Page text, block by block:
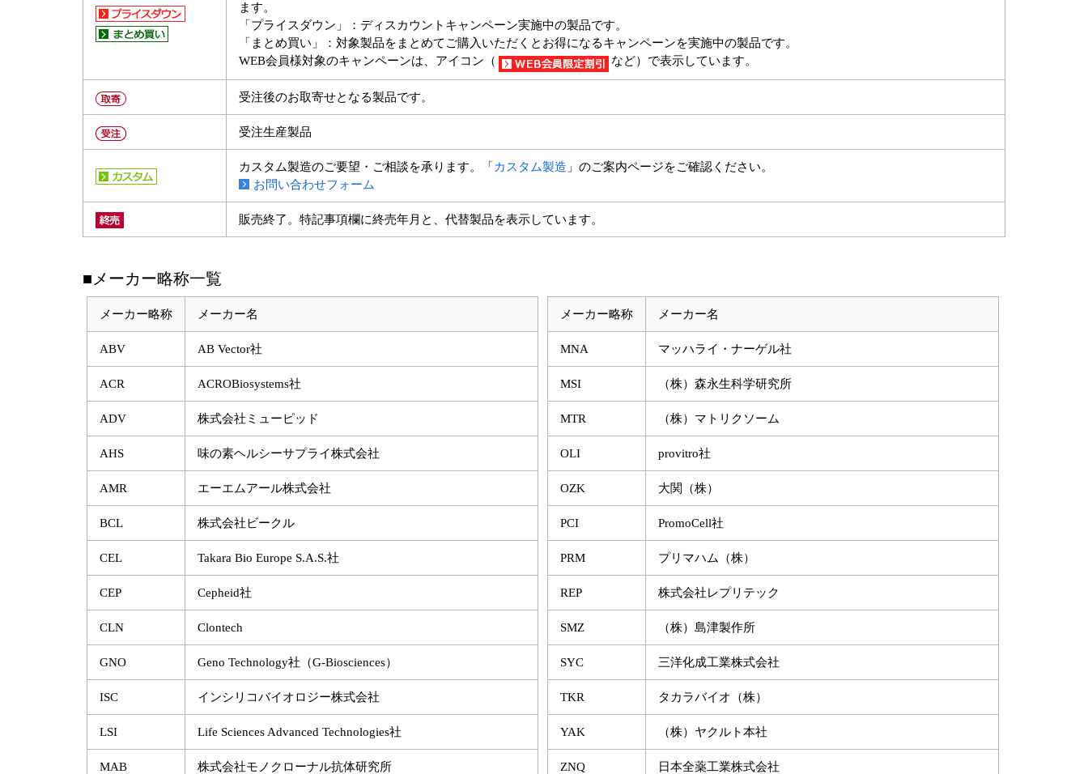
ます。
「プライスダウン」：ディスカウントキャンペーン実施中の製品です。
「まとめ買い」：対象製品をまとめてご購入いただくとお得になるキャンペーンを実施中の製品です。
WEB会員様対象のキャンペーンは、アイコン（
など）で表示しています。
受注後のお取寄せとなる製品です。
受注生産製品
カスタム製造のご要望・ご相談を承ります。「 カスタム製造 」のご案内ページをご確認ください。
お問い合わせフォーム
販売終了。特記事項欄に終売年月と、代替製品を表示しています。
■メーカー略称一覧
メーカー略称 メーカー名
ABV AB Vector社
ACR ACROBiosystems社
ADV 株式会社ミューピッド
AHS 味の素ヘルシーサプライ株式会社
AMR エーエムアール株式会社
BCL 株式会社ビークル
CEL Takara Bio Europe S.A.S.社
CEP Cepheid社
CLN Clontech
GNO Geno Technology社（G-Biosciences）
ISC インシリコバイオロジー株式会社
LSI Life Sciences Advanced Technologies社
MAB 株式会社モノクローナル抗体研究所
メーカー略称 メーカー名
MNA マッハライ・ナーゲル社
MSI （株）森永生科学研究所
MTR （株）マトリクソーム
OLI provitro社
OZK 大関（株）
PCI PromoCell社
PRM プリマハム（株）
REP 株式会社レプリテック
SMZ （株）島津製作所
SYC 三洋化成工業株式会社
TKR タカラバイオ（株）
YAK （株）ヤクルト本社
ZNQ 日本全薬工業株式会社